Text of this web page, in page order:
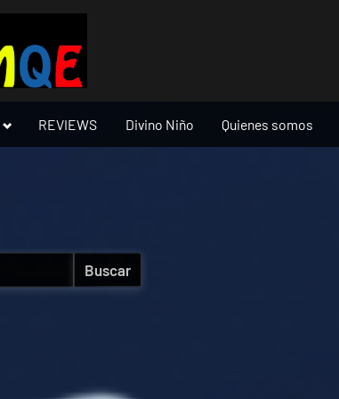
Toggle
menu
REVIEWS Divino Niño Quienes somos